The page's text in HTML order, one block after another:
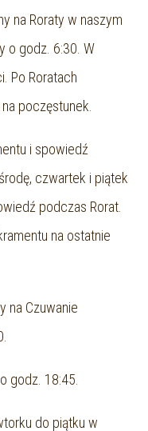
na Roraty w naszym
o godz. 6:30. W
Po Roratach
poczęstunek.
i spowiedź
czwartek i piątek
podczas Rorat.
na ostatnie
na Czuwanie
godz. 18:45.
do piątku w